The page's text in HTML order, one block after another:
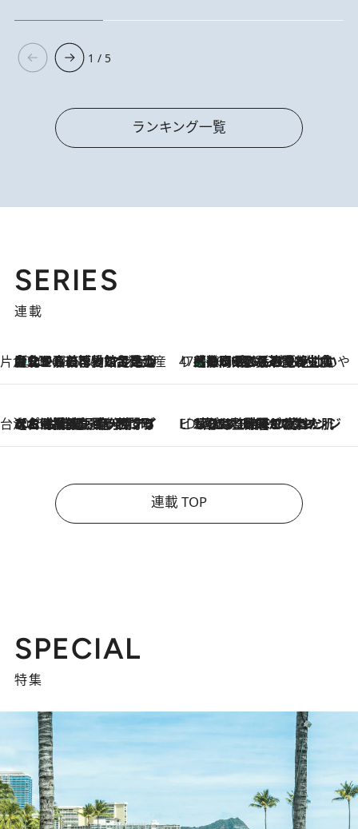
1 / 5
ランキング一覧
SERIES
連載
片倉真理のときめく台湾土産
2026.8.5
台北からちょっと足を延ばして嘉義へ！ マジョリカタイルの博物館で見つけたレトロ可愛い台湾土産 47都道府県の手みやげ ひんやりスイーツで夏を満喫
2026.8.5
【静岡県】この夏絶対食べたい 冷やしておいしいおやつ3選 お茶香る生食感のふるふるゼリー
台湾ぶらぶら食べ歩き
2026.8.4
【台湾夏旅】買い物するなら“台湾の原宿”西門町へ！ お土産も自分用アイテムも揃うショッピングスポット8選 ビューティいいもの集め EDITORS' BEST
2026.8.3
“落とす”時間が“癒やし”に。THREEのクレンジングは、酷暑で疲れた肌も心も整えてくれる！
連載 TOP
SPECIAL
特集